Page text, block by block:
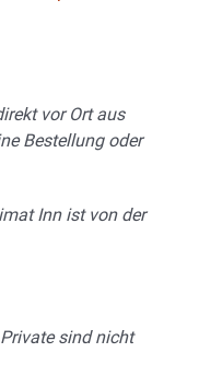
vor Ort aus
Bestellung oder
Inn ist von der
sind nicht